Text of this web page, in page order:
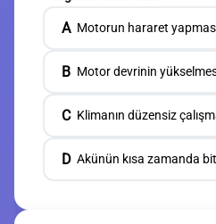
A Motorun hararet
B Motor devrinin
C Klimanın düzensiz
D Akünün kısa zamanda